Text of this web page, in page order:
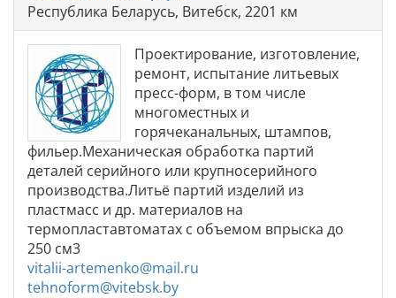
Республика Беларусь, Витебск, 2201 км
Проектирование, изготовление,
ремонт, испытание литьевых
пресс-форм, в том числе
многоместных и
горячеканальных, штампов,
фильер.Механическая обработка партий
деталей серийного или крупносерийного
производства.Литьё партий изделий из
пластмасс и др. материалов на
термопластавтоматах с объемом впрыска до
250 см3
vitalii-artemenko@mail.ru
tehnoform@vitebsk.by